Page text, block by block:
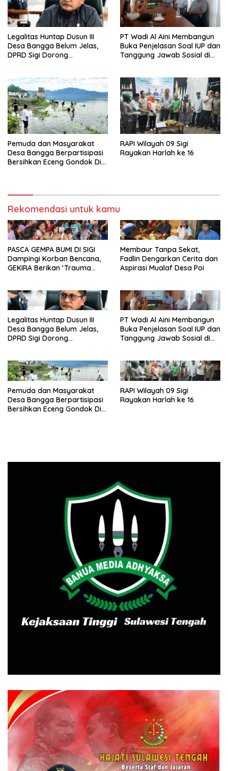
Legalitas Huntap Dusun III
Desa Bangga Belum Jelas,
DPRD Sigi Dorong
PT Wadi Al Aini Membangun
Buka Penjelasan Soal IUP dan
Tanggung Jawab Sosial di
Pemuda dan Masyarakat
Desa Bangga Berpartisipasi
Bersihkan Eceng Gondok Di
RAPI Wilayah 09 Sigi
Rayakan Harlah ke 16
Rekomendasi untuk kamu
PASCA GEMPA BUMI DI SIGI
Dampingi Korban Bencana,
GEKIRA Berikan ‘Trauma
Membaur Tanpa Sekat,
Fadlin Dengarkan Cerita dan
Aspirasi Mualaf Desa Poi
Legalitas Huntap Dusun III
Desa Bangga Belum Jelas,
DPRD Sigi Dorong
PT Wadi Al Aini Membangun
Buka Penjelasan Soal IUP dan
Tanggung Jawab Sosial di
Pemuda dan Masyarakat
Desa Bangga Berpartisipasi
Bersihkan Eceng Gondok Di
RAPI Wilayah 09 Sigi
Rayakan Harlah ke 16